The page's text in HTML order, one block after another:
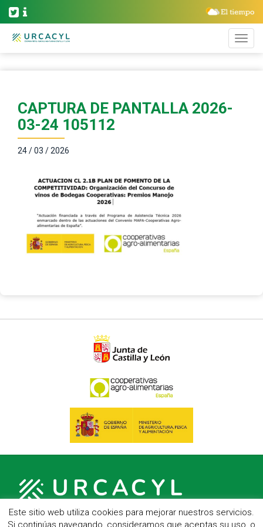
CAPTURA DE PANTALLA 2026-
03-24 105112
24 / 03 / 2026
Este sitio web utiliza cookies para mejorar nuestros servicios.